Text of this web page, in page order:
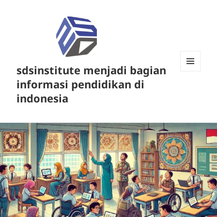
sdsinstitute menjadi bagian
informasi pendidikan di
indonesia